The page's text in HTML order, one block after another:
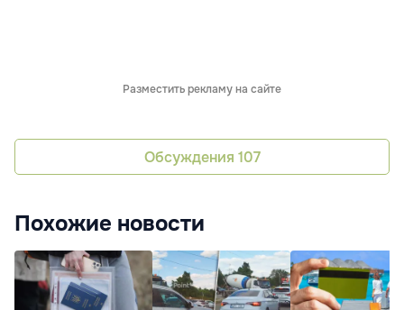
Разместить рекламу на сайте
Обсуждения 107
Похожие новости